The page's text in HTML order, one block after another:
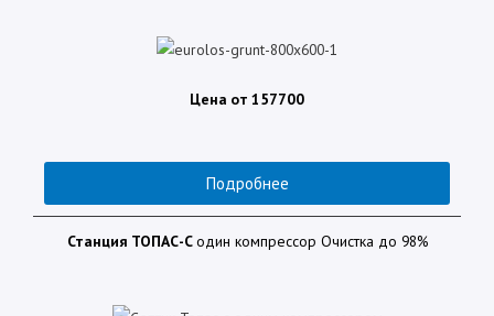
Цена от 157700
Подробнее
Станция ТОПАС-Содин компрессор Очистка до 98%